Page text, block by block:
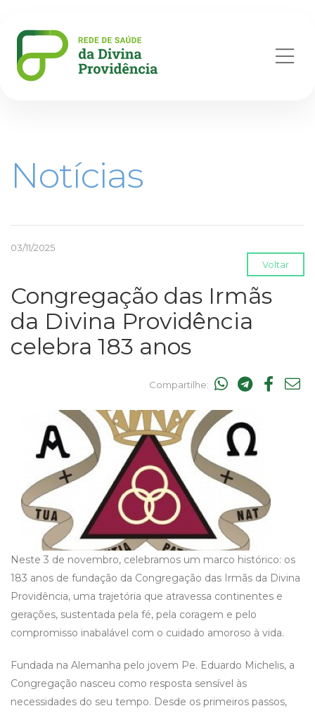
Notícias
03/11/2025
Voltar
Congregação das Irmãs
da Divina Providência
celebra 183 anos
Compartilhe:
Neste 3 de novembro, celebramos um marco histórico: os
183 anos de fundação da Congregação das Irmãs da Divina
Providência, uma trajetória que atravessa continentes e
gerações, sustentada pela fé, pela coragem e pelo
compromisso inabalável com o cuidado amoroso à vida.
Fundada na Alemanha pelo jovem Pe. Eduardo Michelis, a
Congregação nasceu como resposta sensível às
necessidades do seu tempo. Desde os primeiros passos,